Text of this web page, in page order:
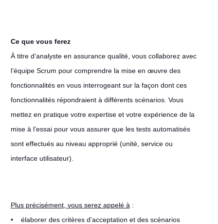
Ce que vous ferez
À titre d’analyste en assurance qualité, vous collaborez avec
l’équipe Scrum pour comprendre la mise en œuvre des
fonctionnalités en vous interrogeant sur la façon dont ces
fonctionnalités répondraient à différents scénarios. Vous
mettez en pratique votre expertise et votre expérience de la
mise à l’essai pour vous assurer que les tests automatisés
sont effectués au niveau approprié (unité, service ou
interface utilisateur).
Plus précisément, vous serez appelé à :
• élaborer des critères d’acceptation et des scénarios